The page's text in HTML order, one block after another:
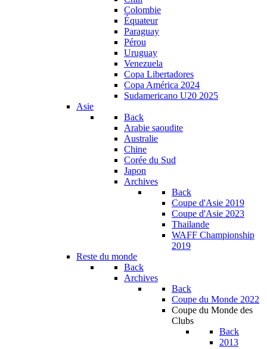
Colombie
Équateur
Paraguay
Pérou
Uruguay
Venezuela
Copa Libertadores
Copa América 2024
Sudamericano U20 2025
Asie
Back
Arabie saoudite
Australie
Chine
Corée du Sud
Japon
Archives
Back
Coupe d'Asie 2019
Coupe d'Asie 2023
Thailande
WAFF Championship
2019
Reste du monde
Back
Archives
Back
Coupe du Monde 2022
Coupe du Monde des
Clubs
Back
2013